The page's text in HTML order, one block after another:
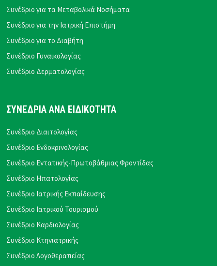
Συνέδριο για τα Μεταβολικά Νοσήματα
Συνέδριο για την Ιατρική Επιστήμη
Συνέδριο για το Διαβήτη
Συνέδριο Γυναικολογίας
Συνέδριο Δερματολογίας
ΣΥΝΕΔΡΙΑ ΑΝΑ ΕΙΔΙΚΟΤΗΤΑ
Συνέδριο Διαιτολογίας
Συνέδριο Ενδοκρινολογίας
Συνέδριο Εντατικής-Πρωτοβάθμιας Φροντίδας
Συνέδριο Ηπατολογίας
Συνέδριο Ιατρικής Εκπαίδευσης
Συνέδριο Ιατρικού Τουρισμού
Συνέδριο Καρδιολογίας
Συνέδριο Κτηνιατρικής
Συνέδριο Λογοθεραπείας